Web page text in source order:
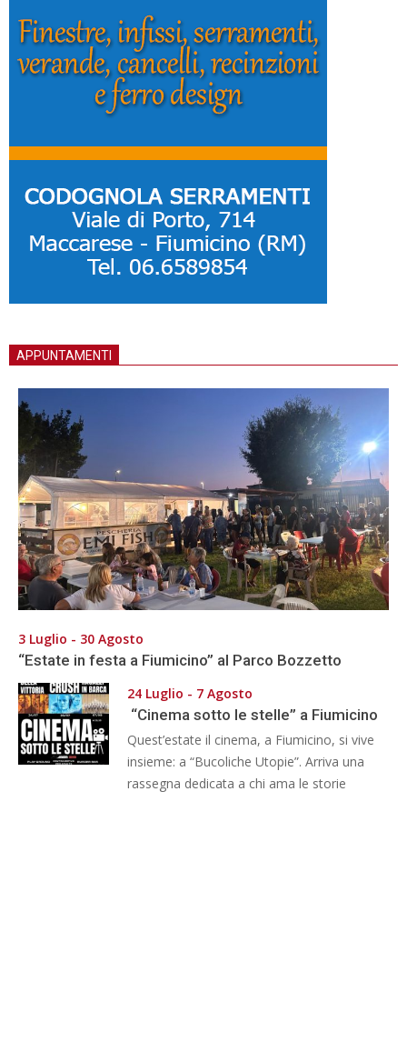
APPUNTAMENTI
3 Luglio - 30 Agosto
“Estate in festa a Fiumicino” al Parco Bozzetto
24 Luglio - 7 Agosto
“Cinema sotto le stelle” a Fiumicino
Quest’estate il cinema, a Fiumicino, si vive
insieme: a “Bucoliche Utopie”. Arriva una
rassegna dedicata a chi ama le storie